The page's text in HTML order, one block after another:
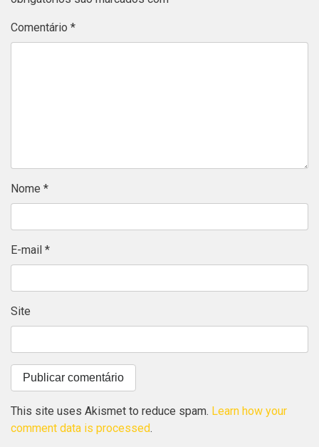
Comentário *
Nome *
E-mail *
Site
This site uses Akismet to reduce spam. Learn how your
comment data is processed.